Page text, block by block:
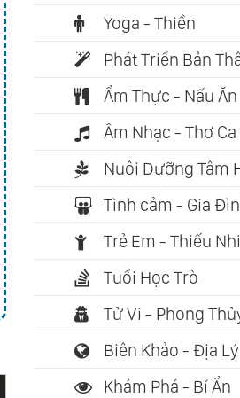
Yoga - Thiền
Phát Triển Bản
Ẩm Thực - Nấu Ăn
Âm Nhạc - Thơ
Nuôi Dưỡng Tâm
Tình cảm - Gia
Trẻ Em - Thiếu Nhi
Tuổi Học Trò
Tử Vi - Phong
Biên Khảo - Địa Lý
Khám Phá - Bí Ẩn